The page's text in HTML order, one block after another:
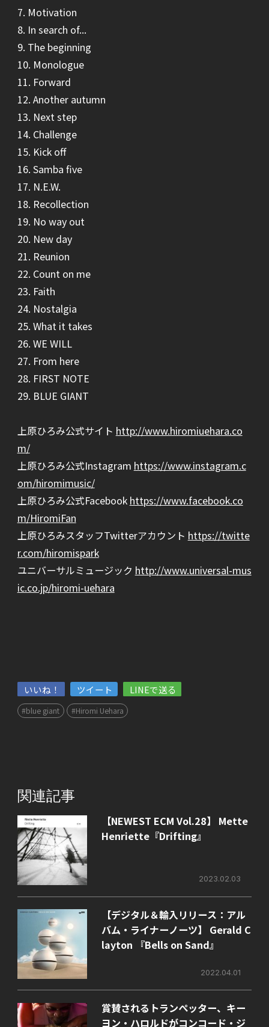
7. Motivation
8. In search of...
9. The beginning
10. Monologue
11. Forward
12. Another autumn
13. Next step
14. Challenge
15. Kick off
16. Samba five
17. N.E.W.
18. Recollection
19. No way out
20. New day
21. Reunion
22. Count on me
23. Faith
24. Nostalgia
25. What it takes
26. WE WILL
27. From here
28. FIRST NOTE
29. BLUE GIANT
上原ひろみ公式サイト http://www.hiromiuehara.co
m/
上原ひろみ公式Instagram https://www.instagram.c
om/hiromimusic/
上原ひろみ公式Facebook https://www.facebook.co
m/HiromiFan
上原ひろみスタッフTwitterアカウント https://twitte
r.com/hiromispark
ユニバーサルミュージック http://www.universal-mus
ic.co.jp/hiromi-uehara
いいね！ ツイート LINEで送る
#blue giant #Hiromi Uehara
関連記事
【NEWEST ECM Vol.28】 Mette
Henriette『Drifting』
2023.02.03
【デジタル＆輸入リリース：アル
バム・ライナーノーツ】 Gerald C
layton 『Bells on Sand』
2022.04.01
賞賛されるトランぺッター、キー
ヨン・ハロルドがコンコード・ジ